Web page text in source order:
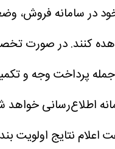
در سامانه فروش،
کنند. در صورت
پرداخت وجه و
اطلاع‌رسانی خواهد
اعلام نتایج اولویت